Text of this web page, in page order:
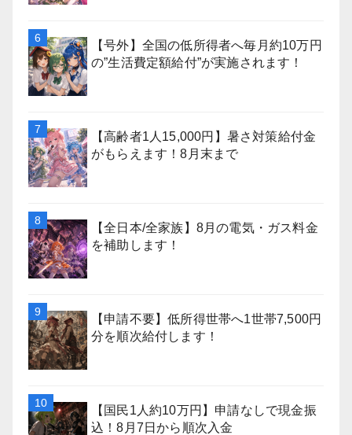
【号外】全国の低所得者へ毎月約10万円
の”生活費定額給付”が実施されます！
【高齢者1人15,000円】暑さ対策給付金
がもらえます！8月末まで
【全日本/全家族】8月の電気・ガス料金
を補助します！
【申請不要】低所得世帯へ1世帯7,500円
分を順次給付します！
【国民1人約10万円】申請なしで現金振
込！8月7日から順次入金